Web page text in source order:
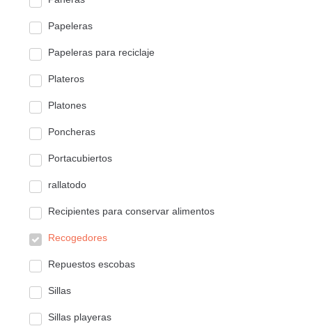
Papeleras
Papeleras para reciclaje
Plateros
Platones
Poncheras
Portacubiertos
rallatodo
Recipientes para conservar alimentos
Recogedores
Repuestos escobas
Sillas
Sillas playeras